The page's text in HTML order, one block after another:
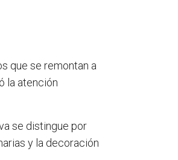
que se remontan a
la atención
se distingue por
y la decoración